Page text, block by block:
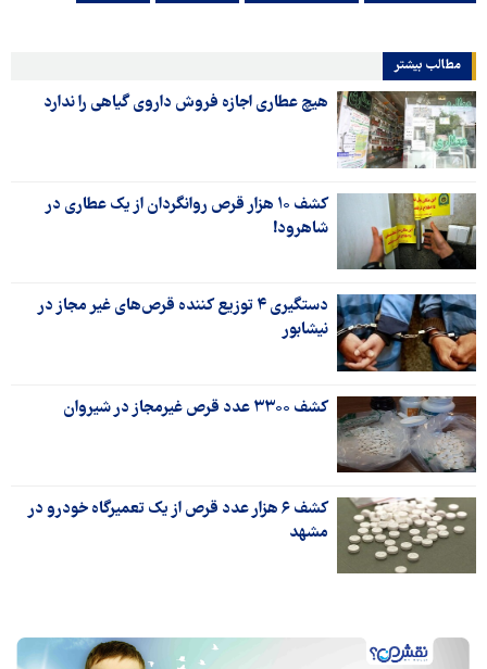
مطالب بیشتر
هیچ عطاری اجازه فروش داروی گیاهی را ندارد
کشف ۱۰ هزار قرص روانگردان از یک عطاری در
شاهرود!
دستگیری ۴ توزیع کننده قرص‌های غیر مجاز در
نیشابور
کشف ۳۳۰۰ عدد قرص غیرمجاز در شیروان
کشف ۶ هزار عدد قرص از یک تعمیرگاه خودرو در
مشهد